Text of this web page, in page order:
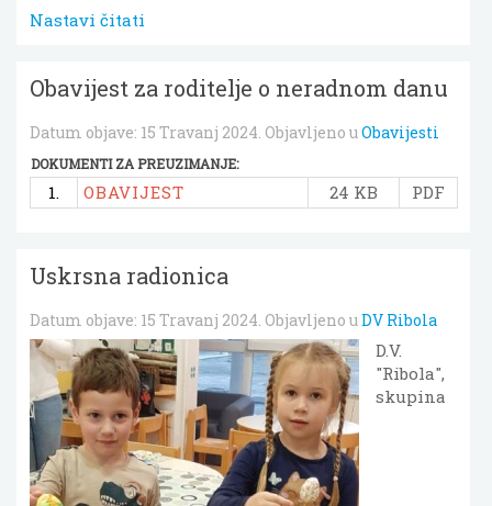
Nastavi čitati
Obavijest za roditelje o neradnom danu
Datum objave: 15 Travanj 2024. Objavljeno uObavijesti
DOKUMENTI ZA PREUZIMANJE:
1. OBAVIJEST 24 KB PDF
Uskrsna radionica
Datum objave: 15 Travanj 2024. Objavljeno uDV Ribola
D.V.
"Ribola",
skupina